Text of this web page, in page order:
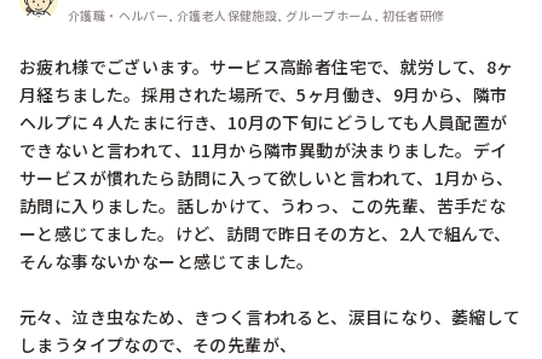
介護職・ヘルパー, 介護老人保健施設, グループホーム, 初任者研修
お疲れ様でございます。サービス高齢者住宅で、就労して、8ヶ
月経ちました。採用された場所で、5ヶ月働き、9月から、隣市
ヘルプに４人たまに行き、10月の下旬にどうしても人員配置が
できないと言われて、11月から隣市異動が決まりました。デイ
サービスが慣れたら訪問に入って欲しいと言われて、1月から、
訪問に入りました。話しかけて、うわっ、この先輩、苦手だな
ーと感じてました。けど、訪問で昨日その方と、2人で組んで、
そんな事ないかなーと感じてました。
元々、泣き虫なため、きつく言われると、涙目になり、萎縮して
しまうタイプなので、その先輩が、